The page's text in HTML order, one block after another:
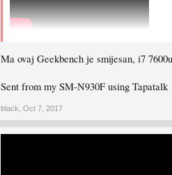
Ma ovaj Geekbench je smijesan, i7
Sent from my SM-N930F using Tapatalk
black Oct 7, 2017